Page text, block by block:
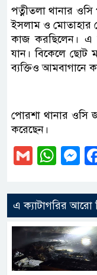
পত্নীতলা থানার
ইসলাম ও মোতাহার
কাজ করছিলেন। এ
যান। বিকেলে ছোট
ব্যক্তিও আমবাগানে
পোরশা থানার ওসি
করেছেন।
Gmail
এ ক্যাটাগরির আরো